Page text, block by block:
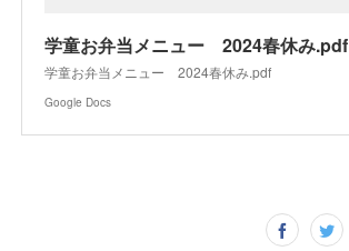
学童お弁当メニュー 2024春休み.pdf
学童お弁当メニュー 2024春休み.pdf
Google Docs